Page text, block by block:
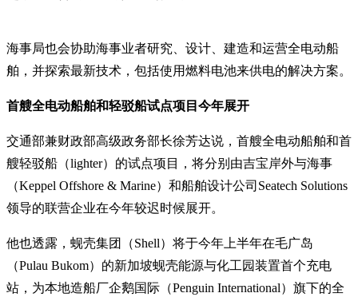
海事局也会协助海事业者研究、设计、建造和运营全电动船
舶，并探索最新技术，包括使用燃料电池来供电的解决方案。
首艘全电动船舶和轻驳船试点项目今年展开
交通部兼财政部高级政务部长徐芳达说，首艘全电动船舶和首
艘轻驳船（lighter）的试点项目，将分别由吉宝岸外与海事
（Keppel Offshore & Marine）和船舶设计公司Seatech Solutions
领导的联营企业在今年较迟时候展开。
他也透露，蚬壳集团（Shell）将于今年上半年在毛广岛
（Pulau Bukom）的新加坡蚬壳能源与化工园装置首个充电
站，为本地造船厂企鹅国际（Penguin International）旗下的全